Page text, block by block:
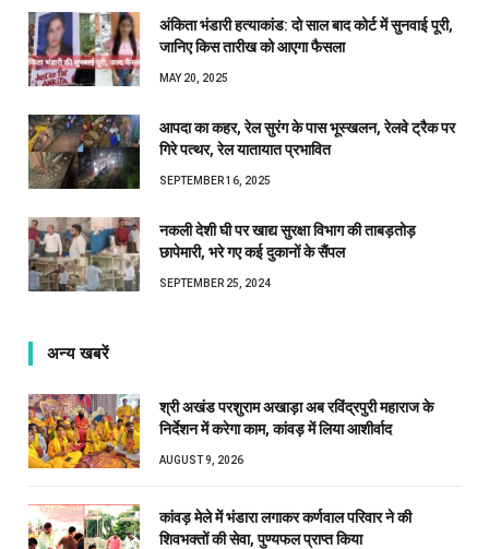
अंकिता भंडारी हत्याकांड: दो साल बाद कोर्ट में सुनवाई पूरी,
जानिए किस तारीख को आएगा फैसला
MAY 20, 2025
आपदा का कहर, रेल सुरंग के पास भूस्खलन, रेलवे ट्रैक पर
गिरे पत्थर, रेल यातायात प्रभावित
SEPTEMBER 16, 2025
नकली देशी घी पर खाद्य सुरक्षा विभाग की ताबड़तोड़
छापेमारी, भरे गए कई दुकानों के सैंपल
SEPTEMBER 25, 2024
अन्य खबरें
श्री अखंड परशुराम अखाड़ा अब रविंद्रपुरी महाराज के
निर्देशन में करेगा काम, कांवड़ में लिया आशीर्वाद
AUGUST 9, 2026
कांवड़ मेले में भंडारा लगाकर कर्णवाल परिवार ने की
शिवभक्तों की सेवा, पुण्यफल प्राप्त किया